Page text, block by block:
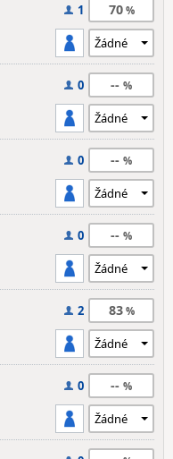
1 70
0 --
0 --
0 --
2 83
0 --